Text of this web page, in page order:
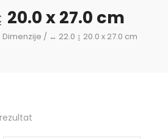
20.0 x 27.0 cm
/ ↔ 22.0 ↨ 20.0 x 27.0 cm